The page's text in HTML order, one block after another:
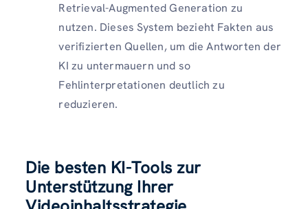
Retrieval-Augmented Generation zu
nutzen. Dieses System bezieht Fakten aus
verifizierten Quellen, um die Antworten der
KI zu untermauern und so
Fehlinterpretationen deutlich zu
reduzieren.
Die besten KI-Tools zur
Unterstützung Ihrer